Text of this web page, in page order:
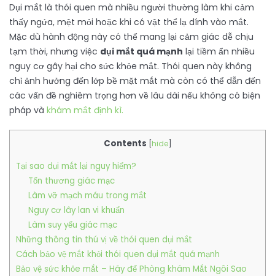
Dụi mắt là thói quen mà nhiều người thường làm khi cảm
thấy ngứa, mệt mỏi hoặc khi có vật thể lạ dính vào mắt.
Mặc dù hành động này có thể mang lại cảm giác dễ chịu
tạm thời, nhưng việc dụi mắt quá mạnh lại tiềm ẩn nhiều
nguy cơ gây hại cho sức khỏe mắt. Thói quen này không
chỉ ảnh hưởng đến lớp bề mặt mắt mà còn có thể dẫn đến
các vấn đề nghiêm trọng hơn về lâu dài nếu không có biện
pháp và khám mắt định kì.
Contents hide]
Tại sao dụi mắt lại nguy hiểm?
Tổn thương giác mạc
Làm vỡ mạch máu trong mắt
Nguy cơ lây lan vi khuẩn
Làm suy yếu giác mạc
Những thông tin thú vị về thói quen dụi mắt
Cách bảo vệ mắt khỏi thói quen dụi mắt quá mạnh
Bảo vệ sức khỏe mắt – Hãy để Phòng khám Mắt Ngôi Sao